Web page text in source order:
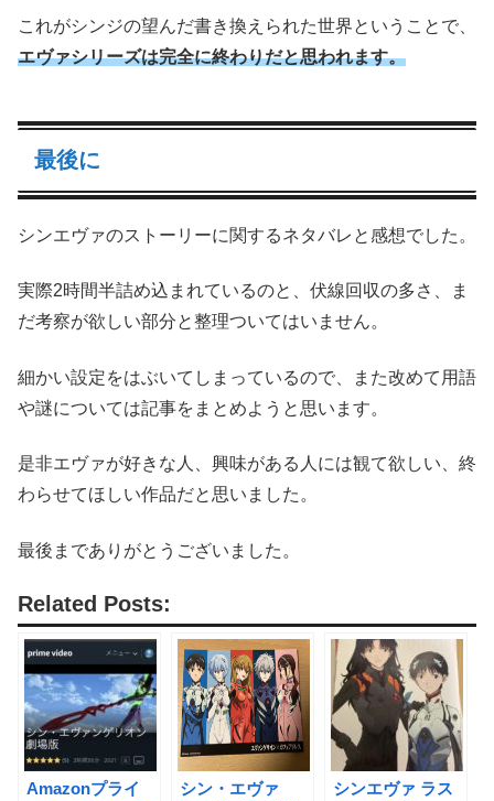
これがシンジの望んだ書き換えられた世界ということで、
エヴァシリーズは完全に終わりだと思われます。
最後に
シンエヴァのストーリーに関するネタバレと感想でした。
実際2時間半詰め込まれているのと、伏線回収の多さ、ま
だ考察が欲しい部分と整理ついてはいません。
細かい設定をはぶいてしまっているので、また改めて用語
や謎については記事をまとめようと思います。
是非エヴァが好きな人、興味がある人には観て欲しい、終
わらせてほしい作品だと思いました。
最後までありがとうございました。
Related Posts:
Amazonプライ
シン・エヴァ
シンエヴァ ラス